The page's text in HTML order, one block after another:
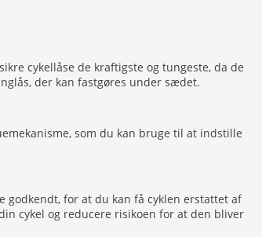
cykellåse de kraftigste og tungeste, da de
der kan fastgøres under sædet.
som du kan bruge til at indstille
godkendt, for at du kan få cyklen erstattet af
cykel og reducere risikoen for at den bliver